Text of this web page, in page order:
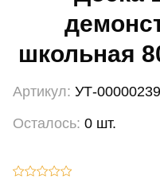
школьная
Артикул: УТ-00000239
Осталось: 0 шт.